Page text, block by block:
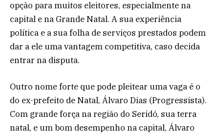
opção para muitos eleitores, especialmente na
capital e na Grande Natal. A sua experiência
política e a sua folha de serviços prestados podem
dar a ele uma vantagem competitiva, caso decida
entrar na disputa.
Outro nome forte que pode pleitear uma vaga é o
do ex-prefeito de Natal, Álvaro Dias (Progressista).
Com grande força na região do Seridó, sua terra
natal, e um bom desempenho na capital, Álvaro